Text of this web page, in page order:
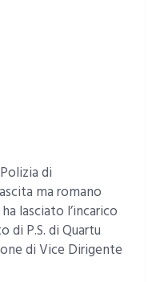
di
ma romano
lasciato l’incarico
di P.S. di Quartu
di Vice Dirigente